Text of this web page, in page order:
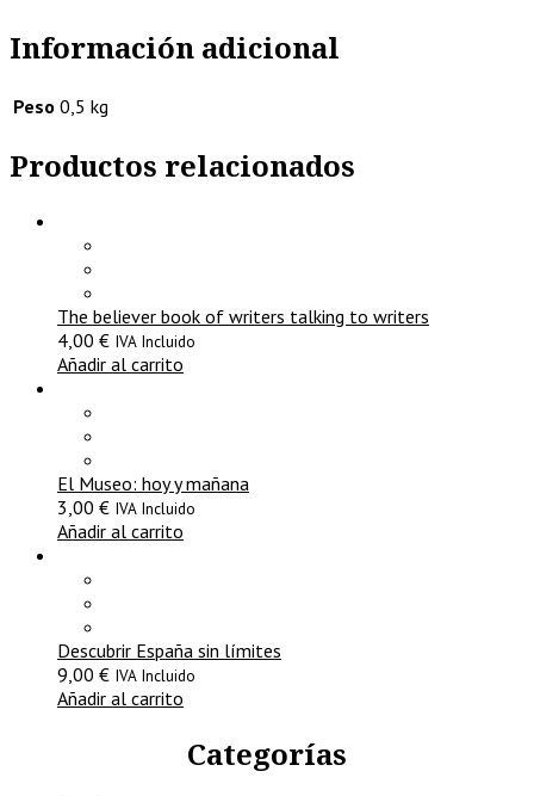
Información adicional
Peso 0,5 kg
Productos relacionados
The believer book of writers talking to writers
4,00 € IVA Incluido
Añadir al carrito
El Museo: hoy y mañana
3,00 € IVA Incluido
Añadir al carrito
Descubrir España sin límites
9,00 € IVA Incluido
Añadir al carrito
Categorías